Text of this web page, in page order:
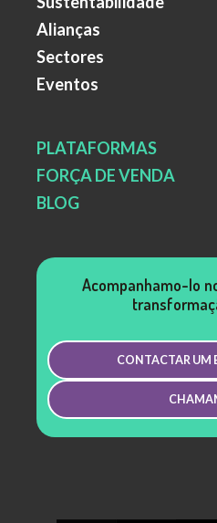
Alianças
Sectores
Eventos
PLATAFORMAS
FORÇA DE VENDA
BLOG
Acompanhamo-lo
CONTACTAR UM